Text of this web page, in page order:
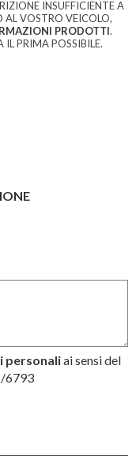
INSUFFICIENTE A
VOSTRO VEICOLO,
PRODOTTI.
IL PRIMA POSSIBILE.
personaliai sensi del
6793